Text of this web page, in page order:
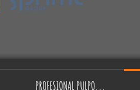
PROFESIONAL PULPO...